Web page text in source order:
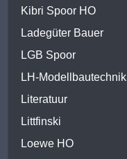
Kibri Spoor HO
Ladegüter Bauer
LGB Spoor
LH-Modellbautechnik
Literatuur
Littfinski
Loewe HO